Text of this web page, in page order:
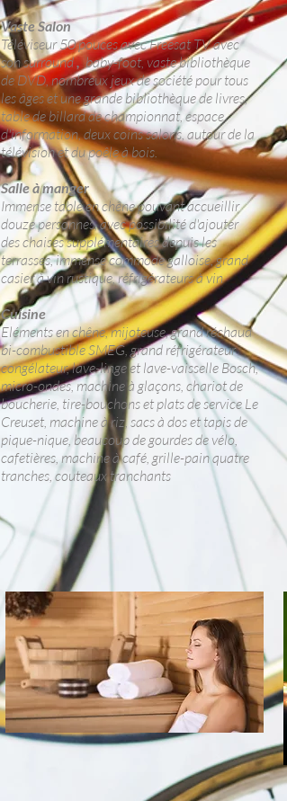
Vaste Salon
Téléviseur 50 pouces avec Freesat TV avec
son surround, baby-foot, vaste bibliothèque
de DVD, nombreux jeux de société pour tous
les âges et une grande bibliothèque de livres,
table de billard de championnat, espace
d'information, deux coins salons, autour de la
télévision et du poêle à bois.
Salle à manger
Immense table en chêne pouvant accueillir
douze personnes, avec possibilité d'ajouter
des chaises supplémentaires depuis les
terrasses, immense commode galloise, grand
casier à vin rustique, réfrigérateurs à vin
Cuisine
Eléments en chêne, mijoteuse, grand réchaud
bi-combustible SMEG, grand réfrigérateur
congélateur, lave-linge et lave-vaisselle Bosch,
micro-ondes, machine à glaçons, chariot de
boucherie, tire-bouchons et plats de service Le
Creuset, machine à riz, sacs à dos et tapis de
pique-nique, beaucoup de gourdes de vélo,
cafetières, machine à café, grille-pain quatre
tranches, couteaux tranchants